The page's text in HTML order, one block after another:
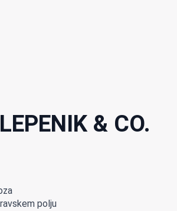
& CO.
polju